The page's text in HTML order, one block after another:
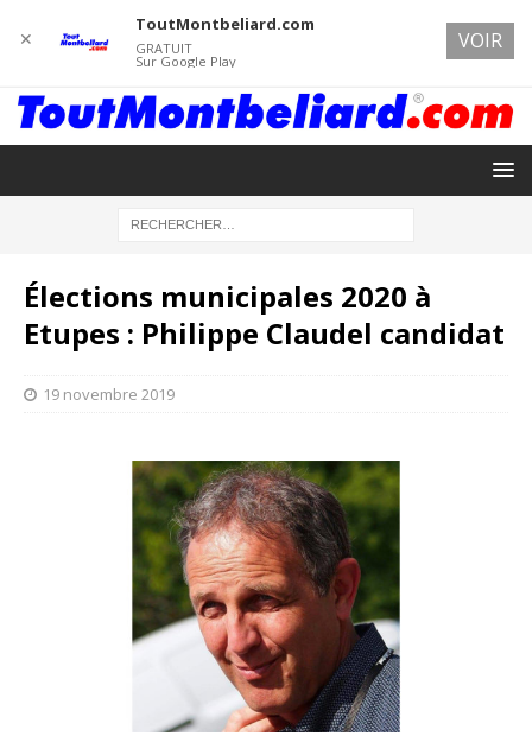
Élections municipales 2020 à
Etupes : Philippe Claudel candidat
19 novembre 2019
✕
ToutMontbeliard.com
GRATUIT
Sur Google Play
VOIR